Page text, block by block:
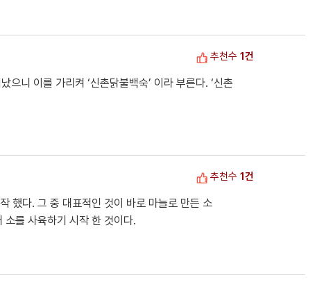
니 이를 가리켜 ‘신촌닭불백숙’ 이라 부른다. ‘신촌
추천수1건
했다. 그 중 대표적인 것이 바로 마늘로 만든 소
소를 사육하기 시작 한 것이다.
추천수1건